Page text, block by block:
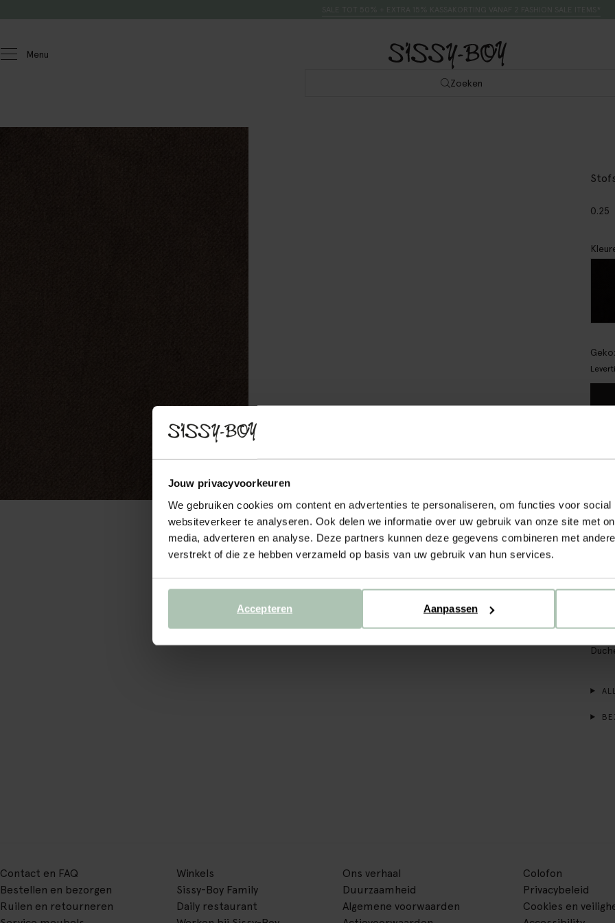
Jouw privacyvoorkeuren
We gebruiken cookies om content en advertenties te personaliseren, om functies voor social
websiteverkeer te analyseren. Ook delen we informatie over uw gebruik van onze site met
media, adverteren en analyse. Deze partners kunnen deze gegevens combineren met
verstrekt of die ze hebben verzameld op basis van uw gebruik van hun services.
Aanpassen
Accepteren
Menu
Zoeken
0.25
156.
het
Contact en FAQ
Bestellen en bezorgen
Ruilen en retourneren
Winkels
Sissy-Boy Family
Daily restaurant
Ons verhaal
Duurzaamheid
Algemene voorwaarden
Colofon
Privacybeleid
Cookies en